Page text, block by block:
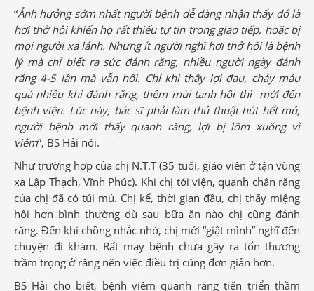
“Ảnh hưởng sớm nhất người bệnh dễ dàng nhận thấy đó là
hơi thở hôi khiến họ rất thiếu tự tin trong giao tiếp, hoặc bị
mọi người xa lánh. Nhưng ít người nghĩ hơi thở hôi là bệnh
lý mà chỉ biết ra sức đánh răng, nhiều người ngày đánh
răng 4-5 lần mà vẫn hôi. Chỉ khi thấy lợi đau, chảy máu
quá nhiều khi đánh răng, thêm mùi tanh hôi thì mới đến
bệnh viện. Lúc này, bác sĩ phải làm thủ thuật hút hết mủ,
người bệnh mới thấy quanh răng, lợi bị lõm xuống vì
viêm”, BS Hải nói.
Như trường hợp của chị N.T.T (35 tuổi, giáo viên ở tận vùng
xa Lập Thạch, Vĩnh Phúc). Khi chị tới viện, quanh chân răng
của chị đã có túi mủ. Chị kể, thời gian đầu, chị thấy miệng
hôi hơn bình thường dù sau bữa ăn nào chị cũng đánh
răng. Đến khi chồng nhắc nhở, chị mới “giật mình” nghĩ đến
chuyện đi khám. Rất may bệnh chưa gây ra tổn thương
trầm trọng ở răng nên việc điều trị cũng đơn giản hơn.
BS Hải cho biết, bệnh viêm quanh răng tiến triển thầm